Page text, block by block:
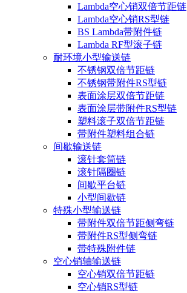
Lambda空心销双倍节距链
Lambda空心销RS型链
BS Lambda带附件链
Lambda RF型滚子链
耐环境小型输送链
不锈钢双倍节距链
不锈钢带附件RS型链
表面涂层双倍节距链
表面涂层带附件RS型链
塑料滚子双倍节距链
带附件塑料组合链
间歇输送链
滚针套筒链
滚针隔圈链
间歇平台链
小型间歇链
特殊小型输送链
带附件双倍节距侧弯链
带附件RS型侧弯链
带特殊附件链
空心销轴输送链
空心销双倍节距链
空心销RS型链